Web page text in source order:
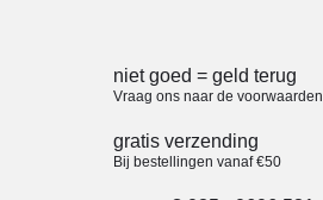
niet goed = geld terug
Vraag ons naar de voorwaarden
gratis verzending
Bij bestellingen vanaf €50